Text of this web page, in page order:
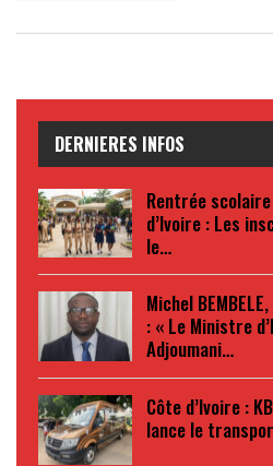
DERNIERES INFOS
Rentrée
d’Ivoire : Les
le…
Michel
: « Le Ministre
Adjoumani…
Côte d’Ivoire :
lance le